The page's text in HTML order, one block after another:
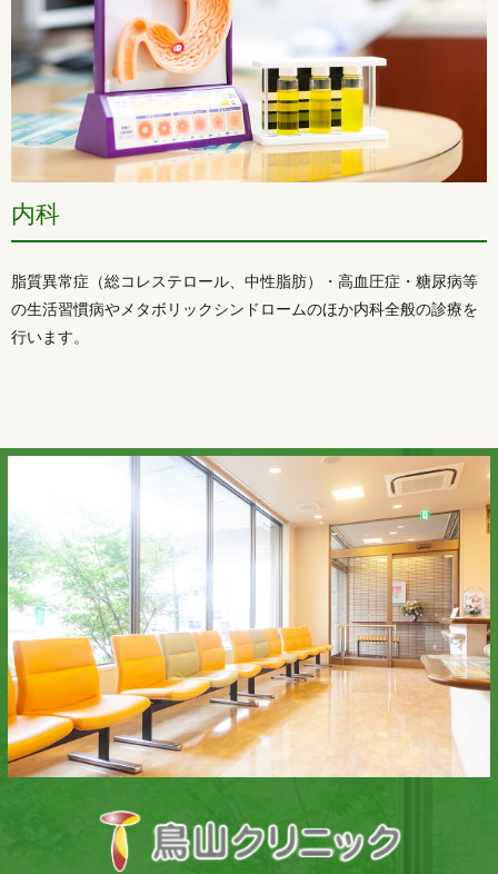
内科
脂質異常症（総コレステロール、中性脂肪）・高血圧症・糖尿病等
の生活習慣病やメタボリックシンドロームのほか内科全般の診療を
行います。